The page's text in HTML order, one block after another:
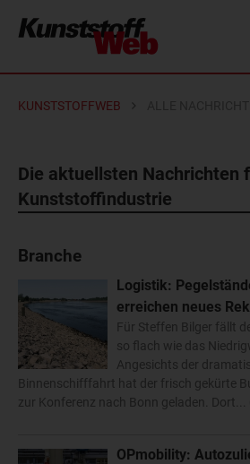
KUNSTSTOFFWEB
Die aktuellsten Nachrichten
Kunststoffindustrie
Branche
Logistik:
erreichen neues
Für Steffen Bilger fällt
so flach wie das
Angesichts der
Binnenschifffahrt hat der frisch gekürte
zur Konferenz nach Bonn geladen. Dort...
OPmobility: